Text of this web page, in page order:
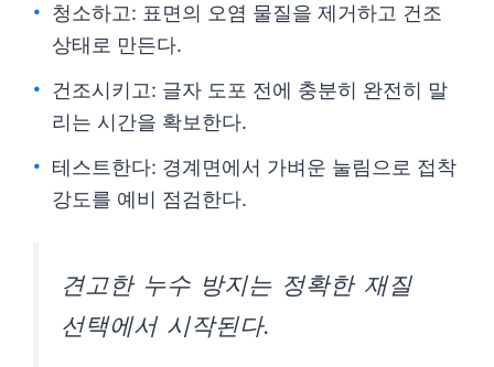
청소하고: 표면의 오염 물질을 제거하고 건조
상태로 만든다.
건조시키고: 글자 도포 전에 충분히 완전히 말
리는 시간을 확보한다.
테스트한다: 경계면에서 가벼운 눌림으로 접착
강도를 예비 점검한다.
견고한 누수 방지는 정확한 재질
선택에서 시작된다.